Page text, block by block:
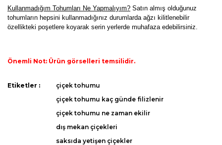
Kullanmadığım Tohumları Ne Yapmalıyım? Satın almış olduğunuz
tohumların hepsini kullanmadığınız durumlarda ağzı kilitlenebilir
özellikteki poşetlere koyarak serin yerlerde muhafaza edebilirsiniz.
Önemli Not: Ürün görselleri temsilidir.
Bu ürüne ilk yorumu siz yapın!
Yorum Yaz
Bu ürünün fiyat bilgisi, resim, ürün açıklamalarında ve diğer
kullanarak tarafımıza iletebilirsiniz.
Görüş ve önerileriniz için teşekkür ederiz.
Ürün resmi kalitesiz, bozuk veya görüntülenemiyor.
Etiketler :
çiçek tohumu
çiçek tohumu kaç günde filizlenir
çiçek tohumu ne zaman ekilir
dış mekan çiçekleri
saksıda yetişen çiçekler